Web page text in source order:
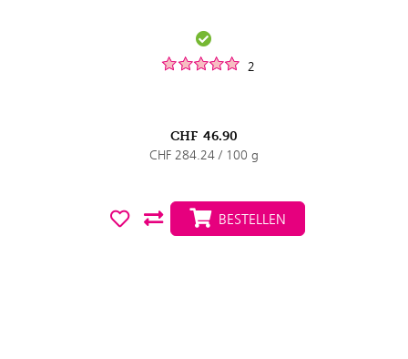
2
CHF 46.90
CHF 284.24 / 100 g
BESTELLEN